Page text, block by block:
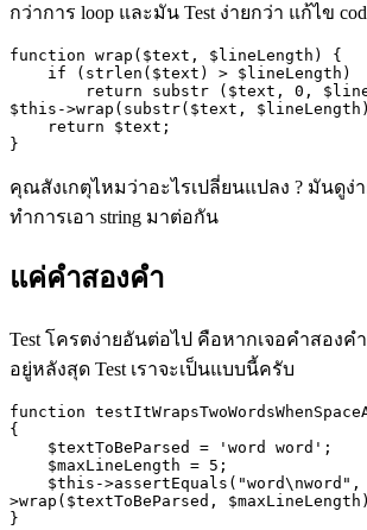
กว่าการ loop และมัน Test ง่ายกว่า แก้ไข
function wrap($text, $lineLength) {
if (strlen($text) > $lineLength)
return substr ($text, 0,
$this->wrap(substr($text,
return $text;
คุณสังเกตุไหมว่าอะไรเปลี่ยนแปลง ? มันดูง่
ทำการเอา string มาต่อกัน
แค่คำสองคำ
Test โครตง่ายอันต่อไป คือหากเจอคำสองคำ
อยู่หลังสุด Test เราจะเป็นแบบนี้ครับ
function
{
$textToBeParsed = 'word word';
$maxLineLength = 5;
$this->assertEquals("word\nword",
>wrap($textToBeParsed,
}